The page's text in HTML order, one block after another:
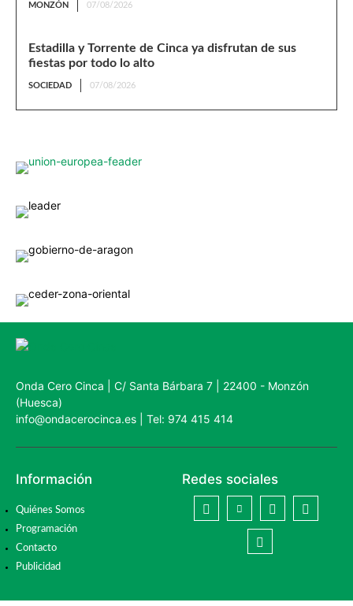
MONZÓN 07/08/2026
Estadilla y Torrente de Cinca ya disfrutan de sus
fiestas por todo lo alto
SOCIEDAD 07/08/2026
Onda Cero Cinca | C/ Santa Bárbara 7 | 22400 - Monzón
(Huesca)
info@ondacerocinca.es | Tel: 974 415 414
Información
Quiénes Somos
Programación
Contacto
Publicidad
Redes sociales